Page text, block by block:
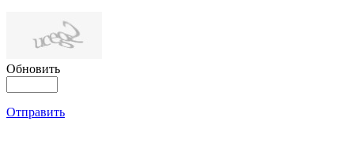
Обновить
Отправить